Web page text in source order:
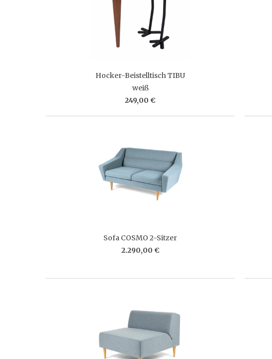
Hocker-Beistelltisch TIBU
weiß
249,00 €
Sofa COSMO 2-Sitzer
2.290,00 €